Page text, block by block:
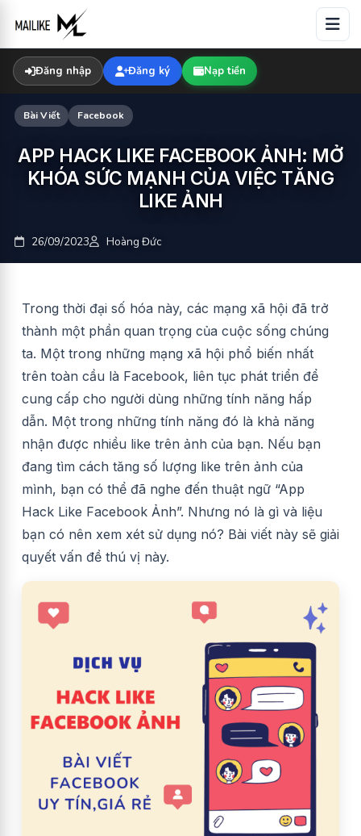
content
Đăng nhập Đăng ký Nạp tiền
Bài Viết Facebook
APP HACK LIKE FACEBOOK ẢNH: MỞ
KHÓA SỨC MẠNH CỦA VIỆC TĂNG
LIKE ẢNH
26/09/2023 Hoàng Đức
Trong thời đại số hóa này, các mạng xã hội đã trở
thành một phần quan trọng của cuộc sống chúng
ta. Một trong những mạng xã hội phổ biến nhất
trên toàn cầu là Facebook, liên tục phát triển để
cung cấp cho người dùng những tính năng hấp
dẫn. Một trong những tính năng đó là khả năng
nhận được nhiều like trên ảnh của bạn. Nếu bạn
đang tìm cách tăng số lượng like trên ảnh của
mình, bạn có thể đã nghe đến thuật ngữ “App
Hack Like Facebook Ảnh”. Nhưng nó là gì và liệu
bạn có nên xem xét sử dụng nó? Bài viết này sẽ giải
quyết vấn đề thú vị này.